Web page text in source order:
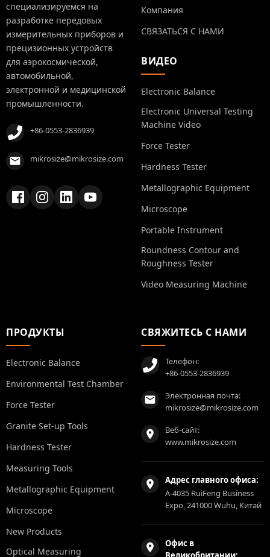
специализируемся на
разработке передовых
измерительных приборов и
прецизионных устройств
для аэрокосмической,
автомобильной,
электронной и медицинской
промышленности.
+86-0553-2836939
mikrosize@mikrosize.com
Компания
СВЯЗАТЬСЯ С НАМИ
ВИДЕО
Electronic Balance
Electronic Universal Testing
Machine Video
Force Tester
Hardness Tester
Metallographic Equipment
Microscope
Portable Instrument
Roundness Contour and
Roughness Tester
Video Measuring Machine
ПРОДУКТЫ
Electronic Balance
Environmental Test Chamber
Force Tester
Granite Set-up Tools
Hardness Tester
Measuring Tools
Metallographic Equipment
Microscope
New Products
Optical Measuring
СВЯЖИТЕСЬ С НАМИ
Телефон:
+86-0553-2836939
Электронная почта:
mikrosize@mikrosize.com
Веб-сайт:
www.mikrosize.com
Адрес главного офиса:
A-4035 RuiFeng Business
Expo, 241000 Wuhu, Китай
Офис в